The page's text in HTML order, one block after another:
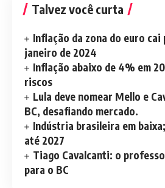
Talvez você curta
Inflação da zona do euro cai
janeiro de 2024
Inflação abaixo de 4% em
riscos
Lula deve nomear Mello e
BC, desafiando mercado.
Indústria brasileira em
até 2027
Tiago Cavalcanti: o
para o BC